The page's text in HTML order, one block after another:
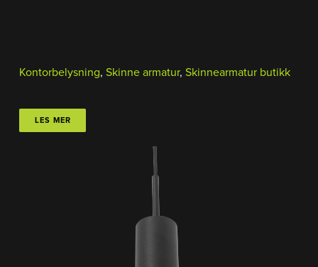
Kontorbelysning, Skinne armatur, Skinnearmatur butikk
LES MER